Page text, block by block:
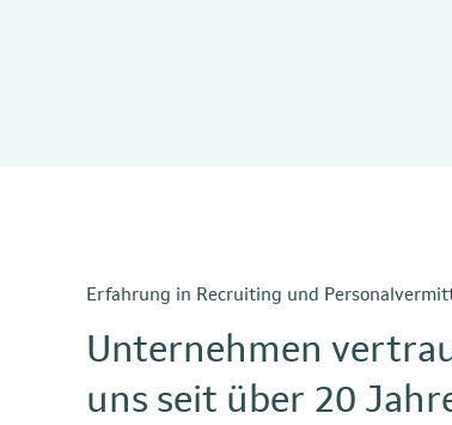
Erfahrung in Recruiting und
Unternehmen
uns seit über 20